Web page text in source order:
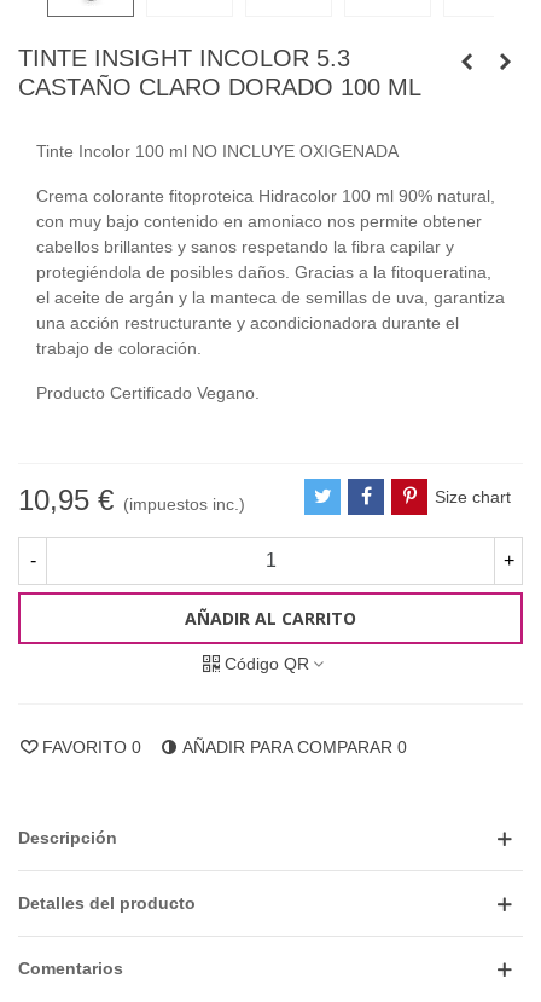
TINTE INSIGHT INCOLOR 5.3
CASTAÑO CLARO DORADO 100 ML
Tinte Incolor 100 ml NO INCLUYE OXIGENADA
Crema colorante fitoproteica Hidracolor 100 ml 90% natural,
con muy bajo contenido en amoniaco nos permite obtener
cabellos brillantes y sanos respetando la fibra capilar y
protegiéndola de posibles daños. Gracias a la fitoqueratina,
el aceite de argán y la manteca de semillas de uva, garantiza
una acción restructurante y acondicionadora durante el
trabajo de coloración.
Producto Certificado Vegano.
10,95 € (impuestos inc.) Size chart
- +
AÑADIR AL CARRITO
Código QR
FAVORITO 0 AÑADIR PARA COMPARAR 0
Descripción
Detalles del producto
Comentarios